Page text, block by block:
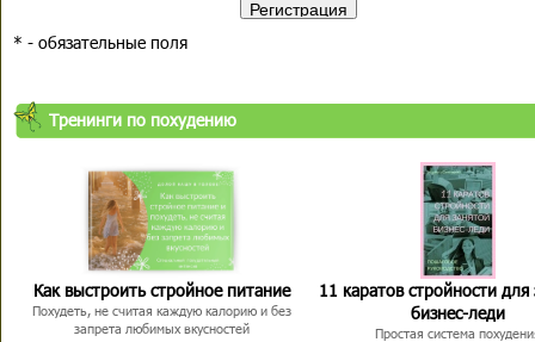
* - обязательные поля
Тренинги по похудению
Как выстроить стройное питание
Похудеть, не считая каждую калорию и без
запрета любимых вкусностей
11 каратов стройности для
бизнес-леди
Простая система